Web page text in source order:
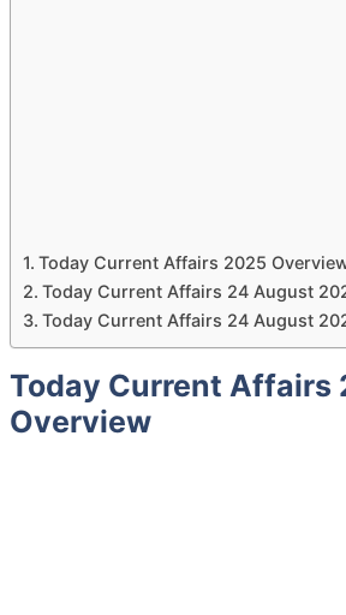
Today Current Affairs 2025
Today Current Affairs 24 August
Today Current Affairs 24 August
Today Current Affairs
Overview